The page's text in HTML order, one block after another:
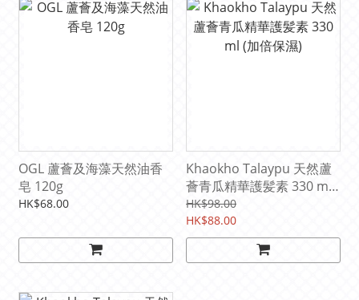
OGL 蘆薈及海藻天然油香
皂 120g
HK$68.00
Khaokho Talaypu 天然蘆
薈青瓜精華護髪素 330 ml
(加倍保濕)
HK$98.00
HK$88.00